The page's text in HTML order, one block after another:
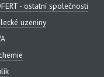
- ostatní společnosti
uzeniny